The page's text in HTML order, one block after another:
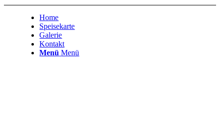
Home
Speisekarte
Galerie
Kontakt
Menü Menü